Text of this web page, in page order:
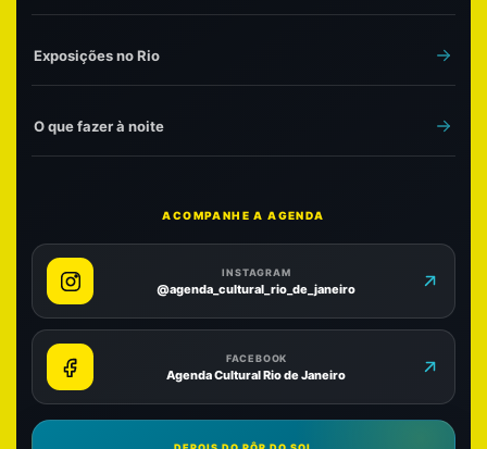
Exposições no Rio
O que fazer à noite
ACOMPANHE A AGENDA
INSTAGRAM
@agenda_cultural_rio_de_janeiro
FACEBOOK
Agenda Cultural Rio de Janeiro